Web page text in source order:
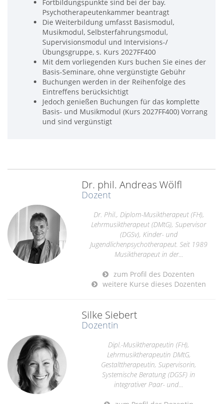
Fortbildungspunkte sind bei der bay.
Psychotherapeutenkammer beantragt
Die Weiterbildung umfasst Basismodul,
Musikmodul, Selbsterfahrungsmodul,
Supervisionsmodul und Intervisions-/
Übungsgruppe, s. Kurs 2027FF400
Mit dem vorliegenden Kurs buchen Sie eines der
Basis-Seminare, ohne vergünstigte Gebühr
Buchungen werden in der Reihenfolge des
Eintreffens berücksichtigt
Jedoch genießen Buchungen für das komplette
Basis- und Musikmodul (Kurs 2027FF400) Vorrang
und sind vergünstigt
Dr. phil. Andreas Wölfl
Dozent
Dr. Phil., Diplom-Musiktherapeut (FH),
Lehrmusiktherapeut (DMtG), Supervisor
(DGSv), Kinder- und
Jugendlichenpsychotherapeut. Seit 1989
Musiktherapeut in der...
zum Profil des Dozenten
weitere Kurse dieses Dozenten
Silke Siebert
Dozentin
Dipl.-Musiktherapeutin (FH),
Lehrmusiktherapeutin DMtG,
Gestalttherapeutin, Supervisorin,
Systemische Beratung (DGSF) in
integrativer Paar- und...